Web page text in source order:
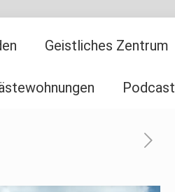
Geistliches Zentrum
Podcast